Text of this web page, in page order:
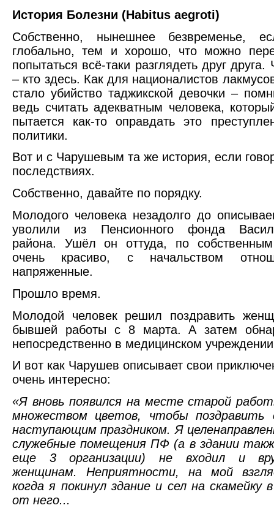
История Болезни (Habitus aegroti)
Собственно, нынешнее безвременье,
глобально, тем и хорошо, что можно
попытаться всё-таки разглядеть друг друга.
– кто здесь. Как для националистов
стало убийство таджикской девочки –
ведь считать адекватным человека,
пытается как-то оправдать это
политики.
Вот и с Чарушевым та же история, если
последствиях.
Собственно, давайте по порядку.
Молодого человека незадолго до
уволили из Пенсионного фонда
района. Ушёл он оттуда, по
очень красиво, с начальством
напряженные.
Прошло время.
Молодой человек решил поздравить
бывшей работы с 8 марта. А затем
непосредственно в медицинском
И вот как Чарушев описывает свои
очень интересно:
«Я вновь появился на месте старой
множеством цветов, чтобы поздравить
наступающим праздником. Я
служебные помещения ПФ (а в здании
еще 3 организации) не входил и
женщинам. Неприятности, на мой
когда я покинул здание и сел на скамейку
от него...